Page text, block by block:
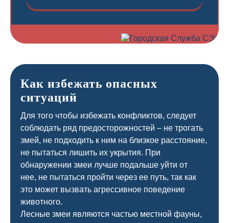
Как избежать опасных
ситуаций
Для того чтобы избежать конфликтов, следует
соблюдать ряд предосторожностей – не трогать
змей, не подходить к ним на близкое расстояние,
не пытаться лишить их укрытия. При
обнаружении змеи лучше подальше уйти от
нее, не пытаться пройти через ее путь, так как
это может вызвать агрессивное поведение
животного.
Лесные змеи являются частью местной фауны,